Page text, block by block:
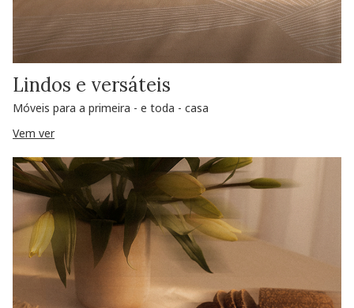
Lindos e versáteis
Móveis para a primeira - e toda - casa
Vem ver